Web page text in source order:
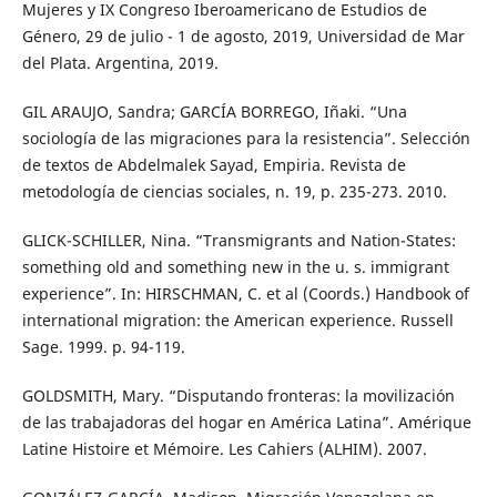
Mujeres y IX Congreso Iberoamericano de Estudios de
Género, 29 de julio - 1 de agosto, 2019, Universidad de Mar
del Plata. Argentina, 2019.
GIL ARAUJO, Sandra; GARCÍA BORREGO, Iñaki. “Una
sociología de las migraciones para la resistencia”. Selección
de textos de Abdelmalek Sayad, Empiria. Revista de
metodología de ciencias sociales, n. 19, p. 235-273. 2010.
GLICK-SCHILLER, Nina. “Transmigrants and Nation-States:
something old and something new in the u. s. immigrant
experience”. In: HIRSCHMAN, C. et al (Coords.) Handbook of
international migration: the American experience. Russell
Sage. 1999. p. 94-119.
GOLDSMITH, Mary. “Disputando fronteras: la movilización
de las trabajadoras del hogar en América Latina”. Amérique
Latine Histoire et Mémoire. Les Cahiers (ALHIM). 2007.